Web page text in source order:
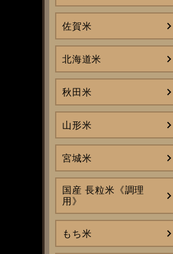
佐賀米
北海道米
秋田米
山形米
宮城米
国産 長粒米《調理
用》
もち米